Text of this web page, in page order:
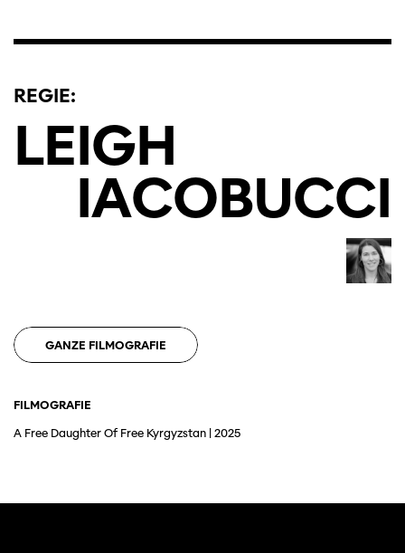
verwenden Sie einen anderen Browser.
REGIE:
LEIGH
IACOBUCCI
GANZE FILMOGRAFIE
FILMOGRAFIE
A Free Daughter Of Free Kyrgyzstan | 2025